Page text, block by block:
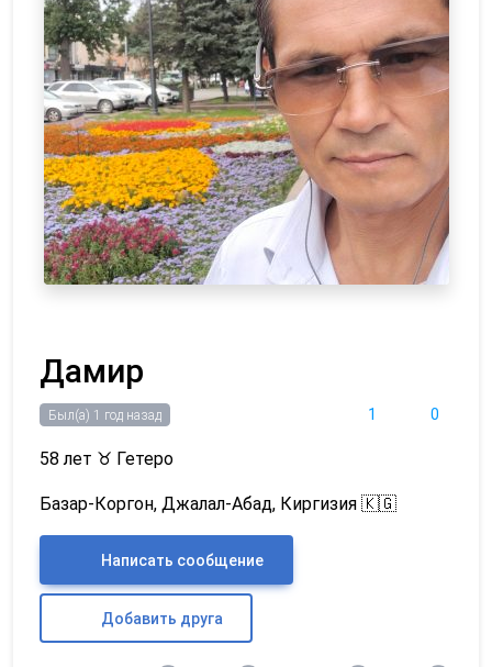
Дамир
1 0
Был(а) 1 год назад
58 лет ♉ Гетеро
Базар-Коргон, Джалал-Абад, Киргизия 🇰🇬
Написать сообщение
Добавить друга